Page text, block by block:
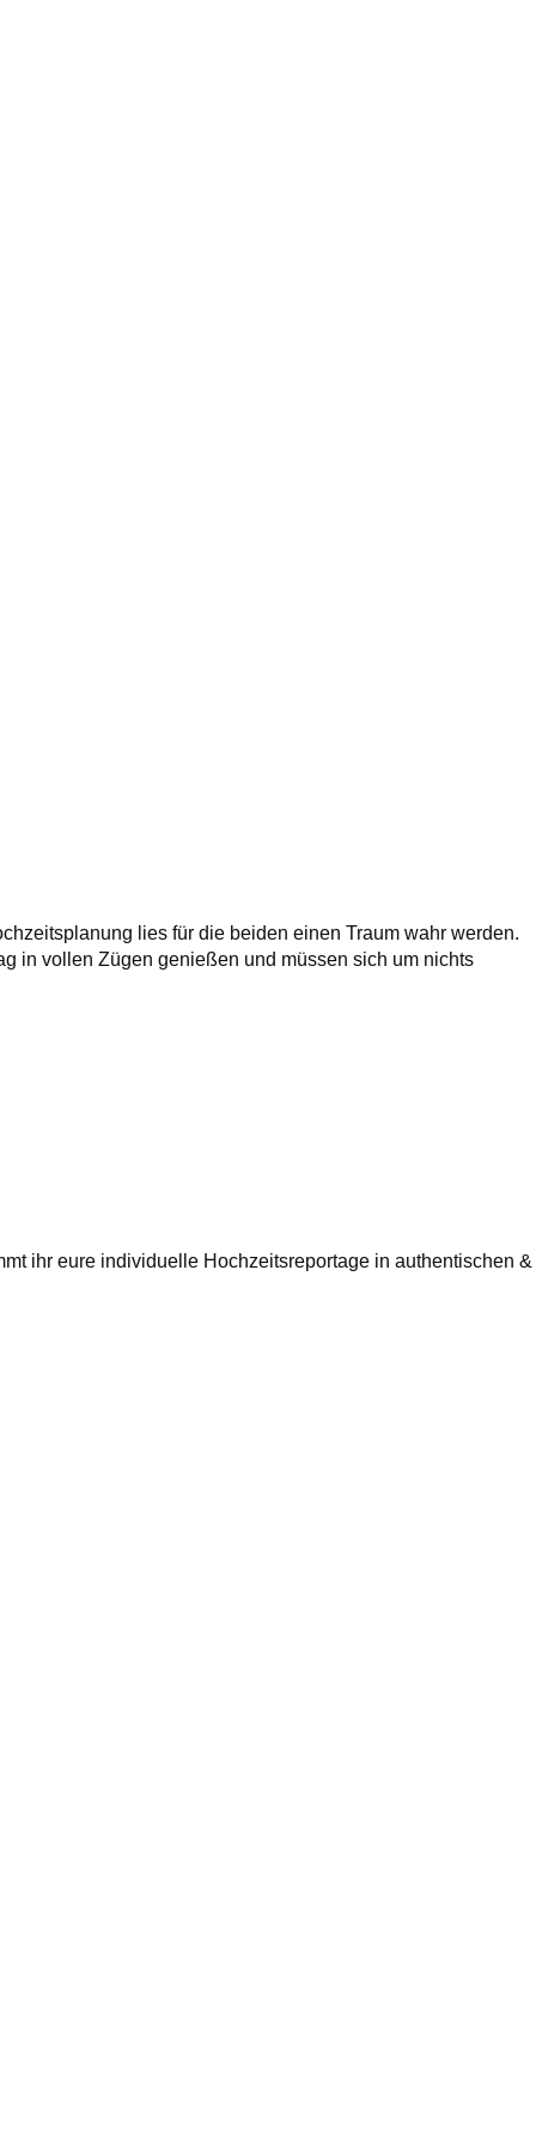
lies für die beiden einen Traum wahr werden.
in vollen Zügen genießen und müssen sich um nichts
ihr eure individuelle Hochzeitsreportage in authentischen &